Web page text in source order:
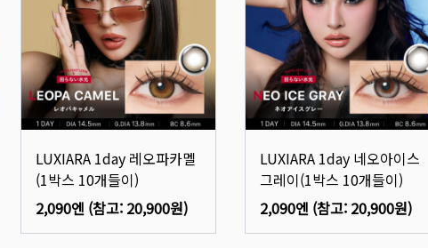
LUXIARA 1day 레오파카멜
(1박스 10개들이)
2,090엔(참고: 20,900원)
LUXIARA 1day 네오아이스
그레이(1박스 10개들이)
2,090엔 (참고: 20,900원)